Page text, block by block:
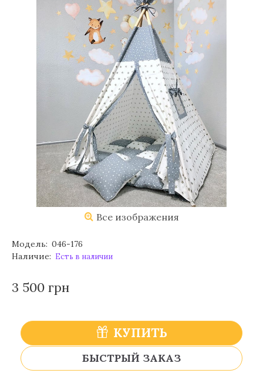
Все изображения
Модель: 046-176
Наличие: Есть в наличии
3 500 грн
КУПИТЬ
БЫСТРЫЙ ЗАКАЗ